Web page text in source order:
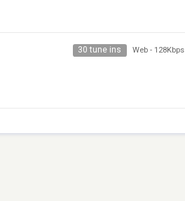
30 tune ins Web - 128Kbps